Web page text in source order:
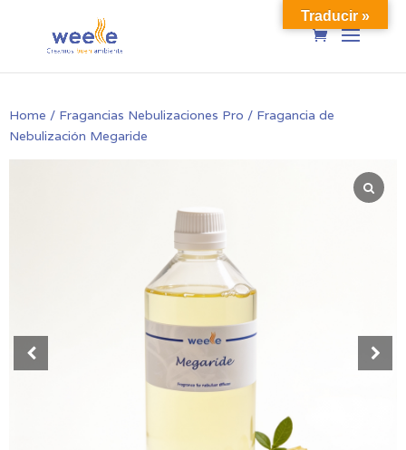
Home / Fragancias Nebulizaciones Pro / Fragancia de
Nebulización Megaride
Traducir »